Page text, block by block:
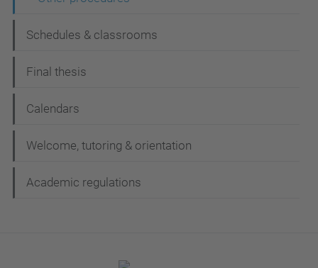
Schedules & classrooms
Final thesis
Calendars
Welcome, tutoring & orientation
Academic regulations